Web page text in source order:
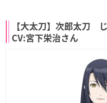
【大太刀】次郎太刀
CV:宮下栄治さん